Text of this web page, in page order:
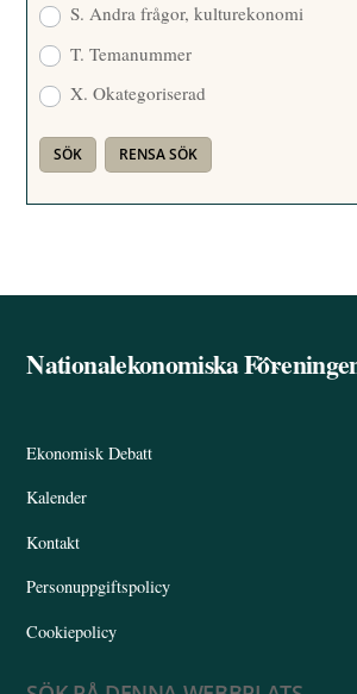
S. Andra frågor, kulturekonomi
T. Temanummer
X. Okategoriserad
Back
Nationalekonomiska
Ekonomisk Debatt
Kalender
Kontakt
Personuppgiftspolicy
Cookiepolicy